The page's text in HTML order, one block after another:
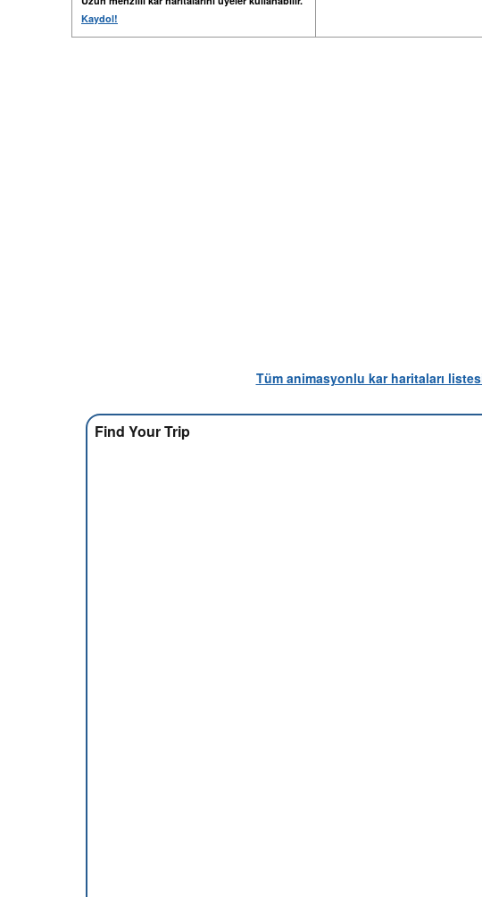
Kaydol!
Tüm animasyonlu kar haritaları
Find Your Trip